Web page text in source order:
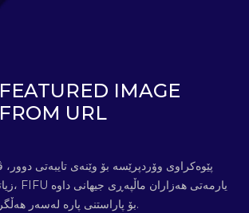
FEATURED IMAGE
FROM URL
بۆ پاراستنی پارە لەسەر هەڵگرتن و پرۆسێس کردن.